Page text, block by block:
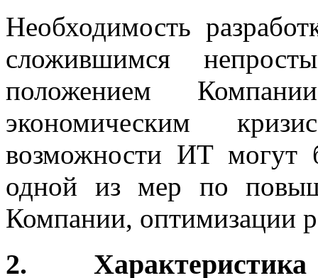
Необходимость
сложившимся
положением
экономическим
возможности ИТ могут
одной из мер по
Компании, оптимизации
2.